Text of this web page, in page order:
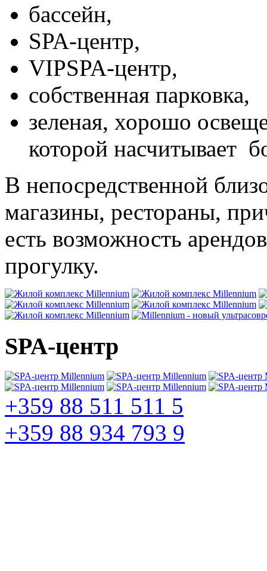
бассейн,
SPA-центр,
VIPSPA-центр,
собственная парковка,
зеленая, хорошо
которой насчитывает
В непосредственной
магазины, рестораны,
есть возможность
прогулку.
SPA-центр
+359 88 511 511 5
+359 88 934 793 9